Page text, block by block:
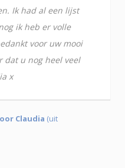
Ik had al een lijst
ik heb er volle
voor uw mooi
dat u nog heel veel
x
Claudia (uit